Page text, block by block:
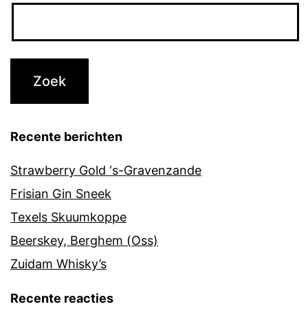
Recente berichten
Strawberry Gold ‘s-Gravenzande
Frisian Gin Sneek
Texels Skuumkoppe
Beerskey, Berghem (Oss)
Zuidam Whisky’s
Recente reacties